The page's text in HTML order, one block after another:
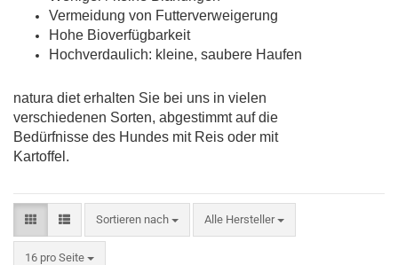
Vermeidung von Futterverweigerung
Hohe Bioverfügbarkeit
Hochverdaulich: kleine, saubere Haufen
natura diet erhalten Sie bei uns in vielen
verschiedenen Sorten, abgestimmt auf die
Bedürfnisse des Hundes mit Reis oder mit
Kartoffel.
Sortieren nach
Sortieren nach Alle Hersteller
16 pro Seite
pro Seite